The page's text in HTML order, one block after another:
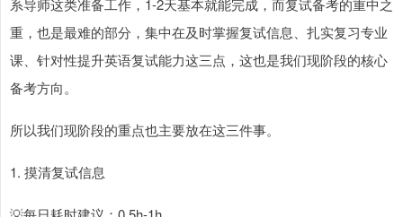
系导师这类准备工作，1-2天基本就能完成，而复试备考的重中之
重，也是最难的部分，集中在及时掌握复试信息、扎实复习专业
课、针对性提升英语复试能力这三点，这也是我们现阶段的核心
备考方向。
所以我们现阶段的重点也主要放在这三件事。
1. 摸清复试信息